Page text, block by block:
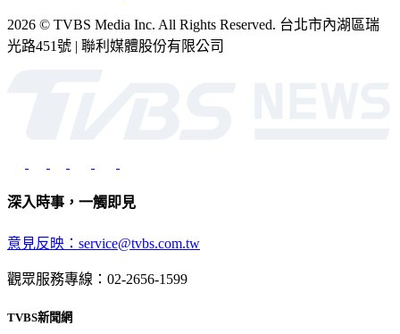
2026 © TVBS Media Inc. All Rights Reserved. 台北市內湖區瑞
光路451號 | 聯利媒體股份有限公司
深入時事，一觸即見
意見反映：service@tvbs.com.tw
觀眾服務專線：02-2656-1599
TVBS新聞網